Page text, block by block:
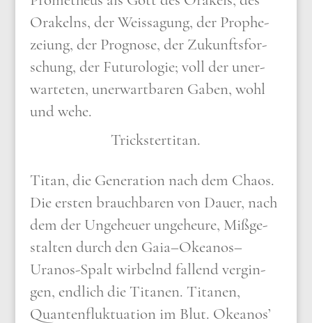
Ora­kelns, der Weis­sa­gung, der Pro­phe­
zei­ung, der Pro­gno­se, der Zukunfts­for­
schung, der Futu­ro­lo­gie; voll der uner­
war­te­ten, uner­wart­ba­ren Gaben, wohl
und wehe.
Trick­ster­ti­tan.
Titan, die Gene­ra­ti­on nach dem Cha­os.
Die ersten brauch­ba­ren von Dau­er, nach
dem der Unge­heu­er unge­heu­re, Miß­ge­
stal­ten durch den Gaia–Okeanos–
Uranos-Spalt wir­belnd fal­lend ver­gin­
gen, end­lich die Tita­nen. Tita­nen,
Quan­ten­fluk­tua­ti­on im Blut. Oke­a­nos’